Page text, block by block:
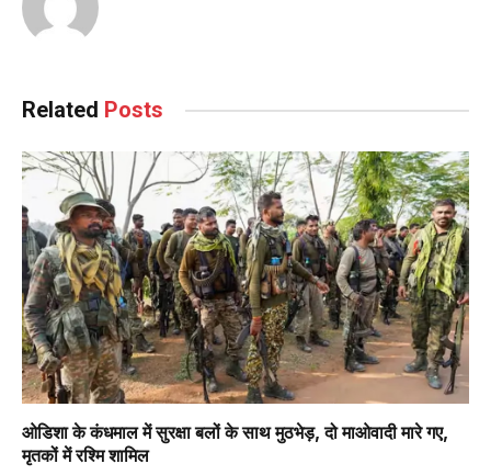
Related Posts
ओडिशा के कंधमाल में सुरक्षा बलों के साथ मुठभेड़, दो माओवादी मारे गए,
मृतकों में रश्मि शामिल